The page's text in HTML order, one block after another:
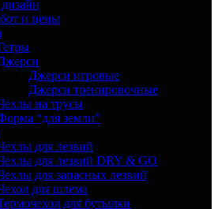
и цены
Джерси игровые
Джерси тренировочные
на трусы
“для земли”
для лезвий
для лезвий DRY & GO
для запасных лезвий
для шлема
для бутылки